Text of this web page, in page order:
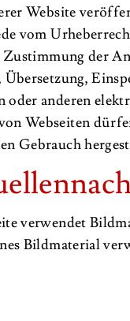
Website
vom
der
Übersetzung,
oder anderen
Webseiten
Gebrauch
verwendet
Bildmaterial